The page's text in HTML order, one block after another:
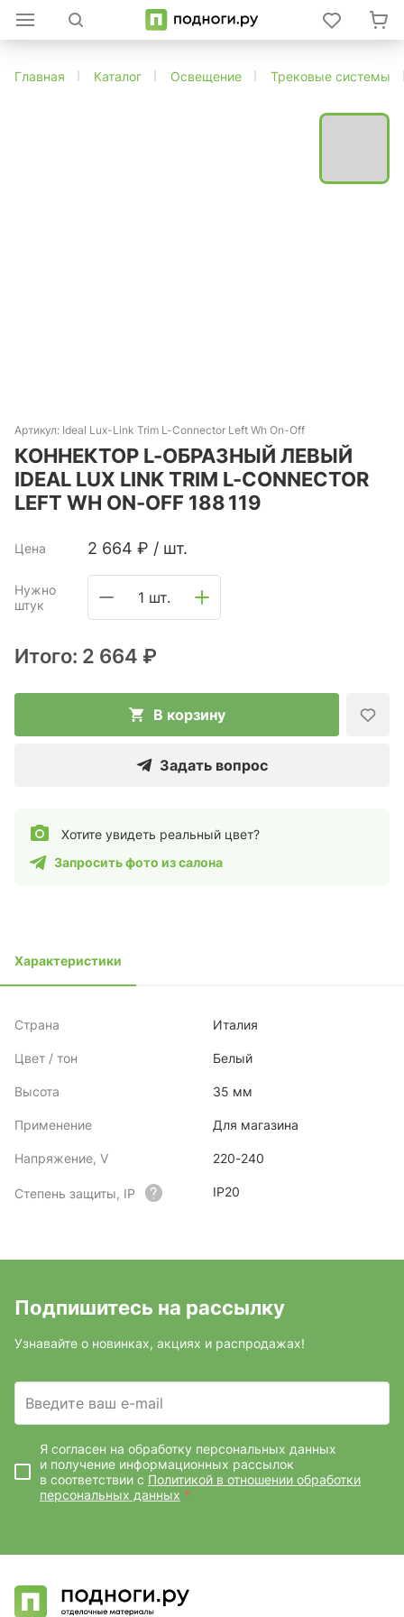
Главная Каталог Освещение Трековые системы
Артикул: Ideal Lux-Link Trim L-Connector Left Wh On-Off
КОННЕКТОР L-ОБРАЗНЫЙ ЛЕВЫЙ
IDEAL LUX LINK TRIM L-CONNECTOR
LEFT WH ON-OFF 188 119
Цена 2 664 ₽ / шт.
Нужно
штук
1 шт.
Итого: 2 664 ₽
В корзину
Задать вопрос
Хотите увидеть реальный цвет?
Запросить фото из салона
Характеристики
Страна Италия
Цвет / тон Белый
Высота 35 мм
Применение Для магазина
Напряжение, V 220-240
Степень защиты, IP IP20
Подпишитесь на рассылку
Узнавайте о новинках, акциях и распродажах!
Введите ваш e-mail
Я согласен на обработку персональных данных
и получение информационных рассылок
в соответствии с Политикой в отношении обработки
персональных данных *